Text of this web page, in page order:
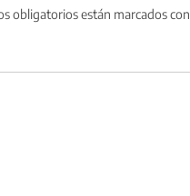
obligatorios están marcados con